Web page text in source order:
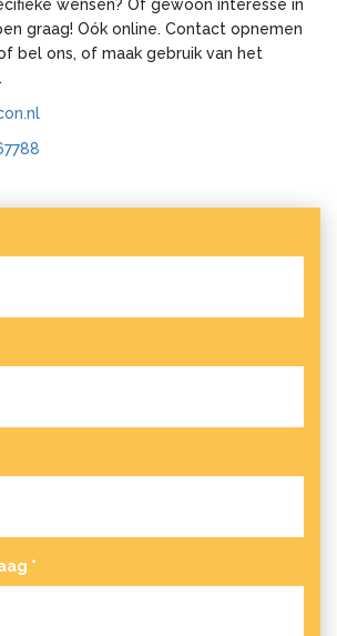
wensen? Of gewoon interesse in
graag! Oók online. Contact opnemen
bel ons, of maak gebruik van het
*